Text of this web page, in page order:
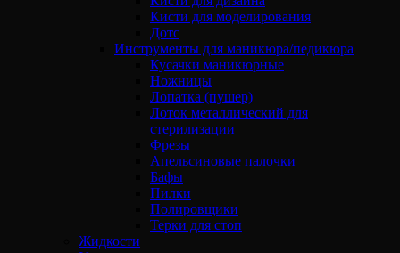
Кисти для моделирования
Дотс
Инструменты для маникюра/педикюра
Кусачки маникюрные
Ножницы
Лопатка (пушер)
Лоток металлический для
стерилизации
Фрезы
Апельсиновые палочки
Бафы
Пилки
Полировщики
Терки для стоп
Жидкости